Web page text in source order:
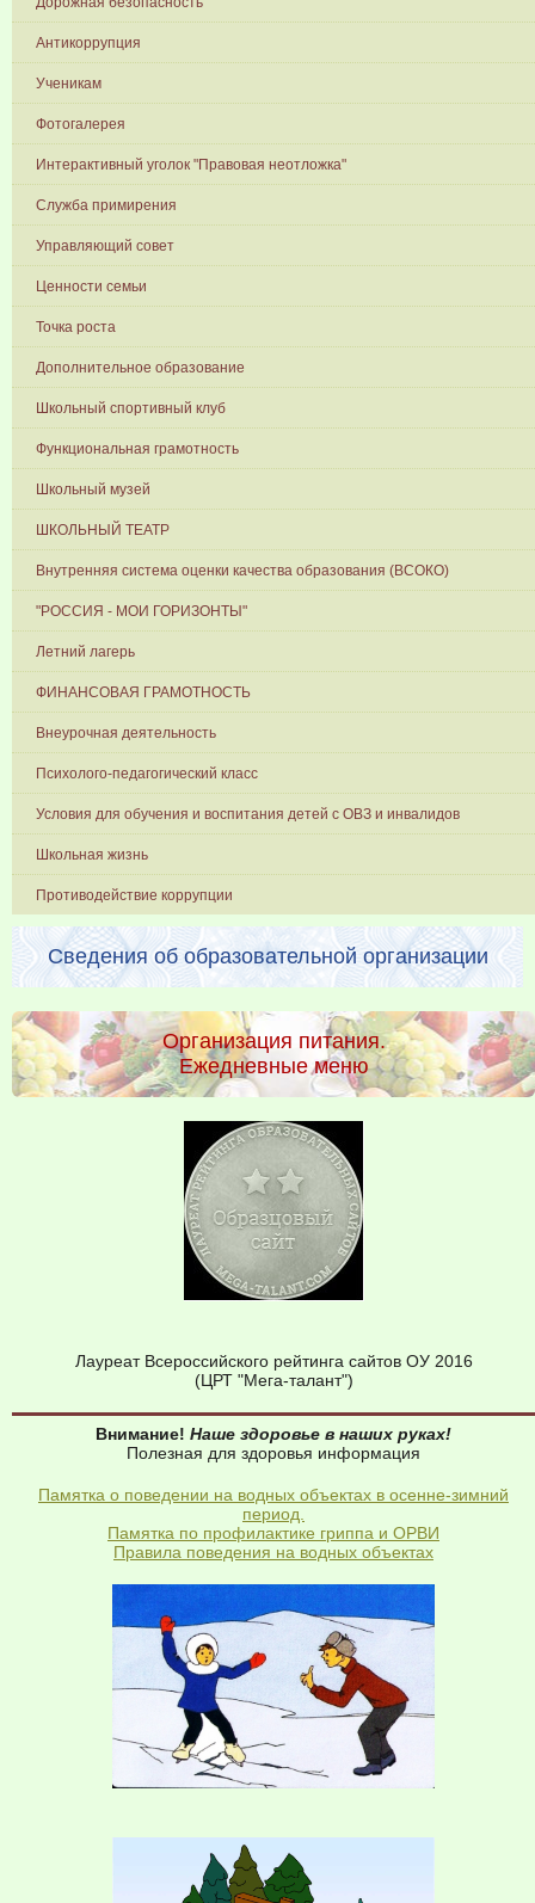
Антикоррупция
Ученикам
Фотогалерея
Интерактивный уголок "Правовая неотложка"
Служба примирения
Управляющий совет
Ценности семьи
Точка роста
Дополнительное образование
Школьный спортивный клуб
Функциональная грамотность
Школьный музей
ШКОЛЬНЫЙ ТЕАТР
Внутренняя система оценки качества образования (ВСОКО)
"РОССИЯ - МОИ ГОРИЗОНТЫ"
Летний лагерь
ФИНАНСОВАЯ ГРАМОТНОСТЬ
Внеурочная деятельность
Психолого-педагогический класс
Условия для обучения и воспитания детей с ОВЗ и инвалидов
Школьная жизнь
Противодействие коррупции
Сведения об образовательной организации
Организация питания.
Ежедневные меню
Лауреат Всероссийского рейтинга сайтов ОУ 2016
(ЦРТ "Мега-талант")
Внимание! Наше здоровье в наших руках!
Полезная для здоровья информация
Памятка о поведении на водных объектах в осенне-зимний
период.
Памятка по профилактике гриппа и ОРВИ
Правила поведения на водных объектах